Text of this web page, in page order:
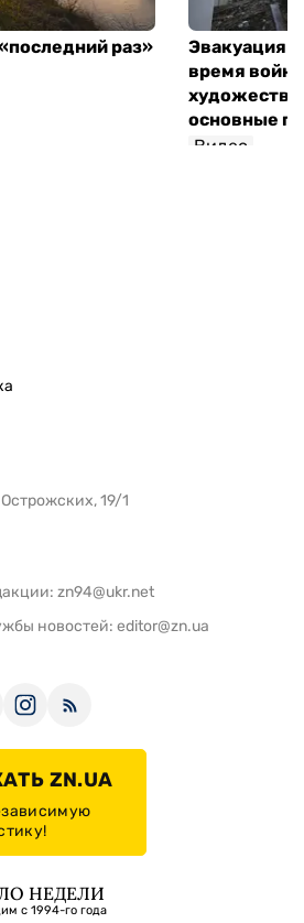
раз»
Эвакуация
время
основные
Видео
19/1
zn94@ukr.net
новостей: editor@zn.ua
ZN.UA
НЕДЕЛИ
с 1994-го года